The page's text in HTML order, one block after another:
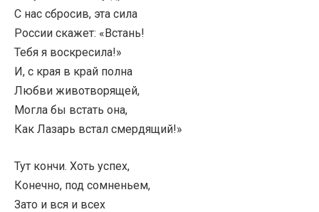
С нас сбросив, эта сила
России скажет: «Встань!
Тебя я воскресила!»
И, с края в край полна
Любви животворящей,
Могла бы встать она,
Как Лазарь встал смердящий!»
Тут кончи. Хоть успех,
Конечно, под сомненьем,
Зато и вся и всех